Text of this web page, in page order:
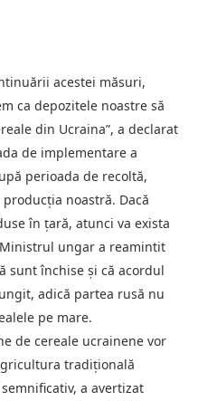
acestei măsuri,
ca depozitele noastre să
din Ucraina”, a declarat
de implementare a
perioada de recoltă,
noastră. Dacă
în țară, atunci va exista
ungar a reamintit
sunt închise și că acordul
adică partea rusă nu
pe mare.
de cereale ucrainene vor
tradițională
a avertizat